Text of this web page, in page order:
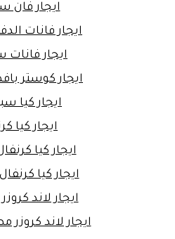
ايجار فان
ايجار فانات
ايجار فانات
ايجار كوستر
ايجار كيا
ايجار كيا
ايجار كيا كرنفال 7
ايجار كيا
ايجار لاند
ايجار لاند كروزر